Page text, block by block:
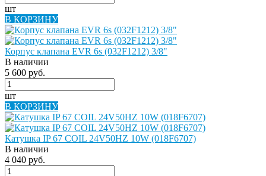
шт
В КОРЗИНУ
Корпус клапана EVR 6s (032F1212) 3/8"
В наличии
5 600 руб.
шт
В КОРЗИНУ
Катушка IP 67 COIL 24V50HZ 10W (018F6707)
В наличии
4 040 руб.